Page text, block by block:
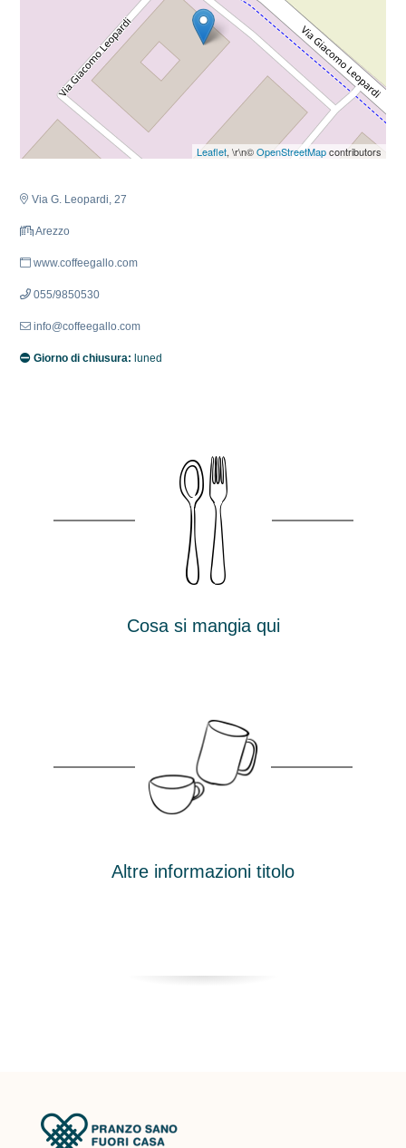
Leaflet, \r\n©OpenStreetMapcontributors
Via G. Leopardi, 27
Arezzo
www.coffeegallo.com
055/9850530
info@coffeegallo.com
Giorno di chiusura: luned
Cosa si mangia qui
Altre informazioni titolo